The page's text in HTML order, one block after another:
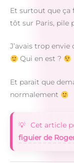
Et surtout que ça
tôt sur Paris, pile
J’avais trop
Qui en est ?
Et parait que
normalement
Cet article
figuier de